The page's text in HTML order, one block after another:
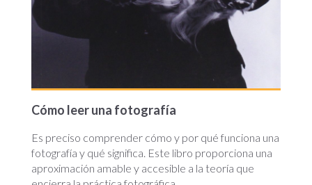
Cómo leer una fotografía
Es preciso comprender cómo y por qué funciona una
fotografía y qué significa. Este libro proporciona una
aproximación amable y accesible a la teoría que